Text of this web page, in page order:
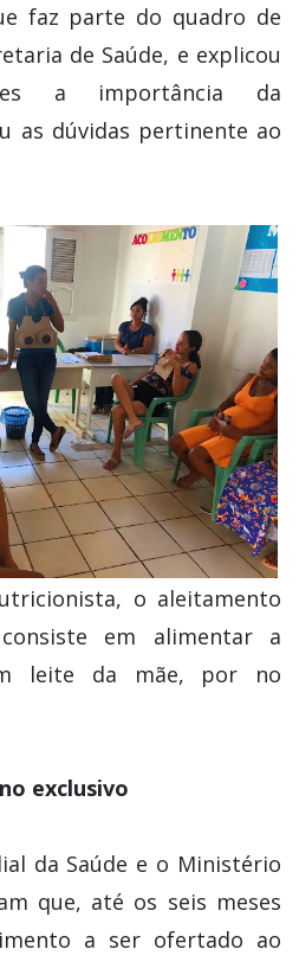
faz parte do quadro de
de Saúde, e explicou
a importância da
as dúvidas pertinente ao
o aleitamento
em alimentar a
leite da mãe, por no
exclusivo
da Saúde e o Ministério
que, até os seis meses
a ser ofertado ao